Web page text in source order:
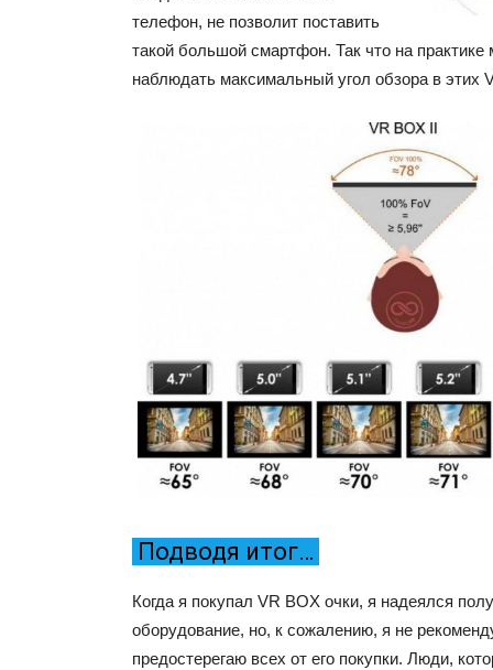
телефон, не позволит поставить
такой большой смартфон. Так что на
наблюдать максимальный угол обзора в этих
Подводя итог…
Когда я покупал VR BOX очки, я надеялся
оборудование, но, к сожалению, я не
предостерегаю всех от его покупки. Люди,